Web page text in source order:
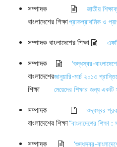
সম্পাদক
বাংলাদেশের শিক্ষা
জাতীয়
প্রাকপ্রাথমিক ও
সম্পাদক বাংলাদেশের শিক্ষা
সম্পাদক
বাংলাদেশের
শিক্ষা
‘শুদ্ধস্বর-
জানুয়ারি-মার্চ ২০১৩
মেয়েদের শিক্ষার জন্য
সম্পাদক
বাংলাদেশের শিক্ষা
শুদ্ধস্বর
“বাংলাদেশের শিক্ষা
সম্পাদক ‘শুদ্ধস্বর-